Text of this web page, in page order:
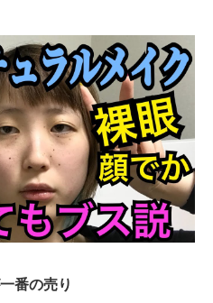
番の売り